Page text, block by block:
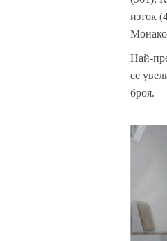
изток
Най-
се
броя.